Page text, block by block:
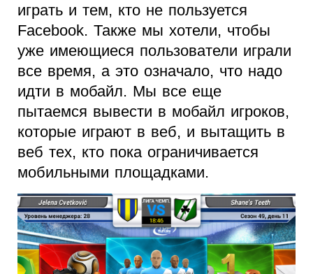
играть и тем, кто не пользуется
Facebook. Также мы хотели, чтобы
уже имеющиеся пользователи играли
все время, а это означало, что надо
идти в мобайл. Мы все еще
пытаемся вывести в мобайл игроков,
которые играют в веб, и вытащить в
веб тех, кто пока ограничивается
мобильными площадками.